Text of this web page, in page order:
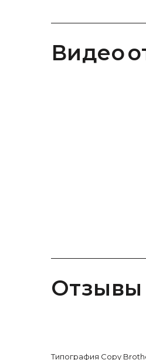
видео
Отзывы
Типография Copy